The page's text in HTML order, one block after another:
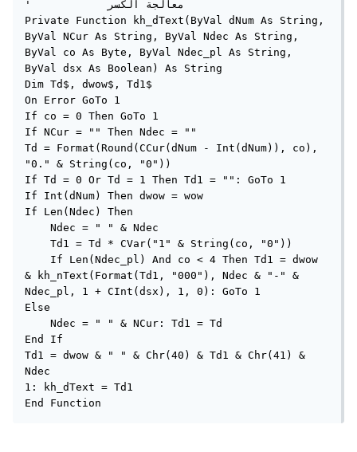
'            معالجة الكسر
Private Function kh_dText(ByVal dNum As String,
ByVal NCur As String, ByVal Ndec As String,
ByVal co As Byte, ByVal Ndec_pl As String,
ByVal dsx As Boolean) As String
Dim Td$, dwow$, Td1$
On Error GoTo 1
If co = 0 Then GoTo 1
If NCur = "" Then Ndec = ""
Td = Format(Round(CCur(dNum - Int(dNum)), co),
"0." & String(co, "0"))
If Td = 0 Or Td = 1 Then Td1 = "": GoTo 1
If Int(dNum) Then dwow = wow
If Len(Ndec) Then
    Ndec = " " & Ndec
    Td1 = Td * CVar("1" & String(co, "0"))
    If Len(Ndec_pl) And co < 4 Then Td1 = dwow
& kh_nText(Format(Td1, "000"), Ndec & "-" &
Ndec_pl, 1 + CInt(dsx), 1, 0): GoTo 1
Else
    Ndec = " " & NCur: Td1 = Td
End If
Td1 = dwow & " " & Chr(40) & Td1 & Chr(41) &
Ndec
1: kh_dText = Td1